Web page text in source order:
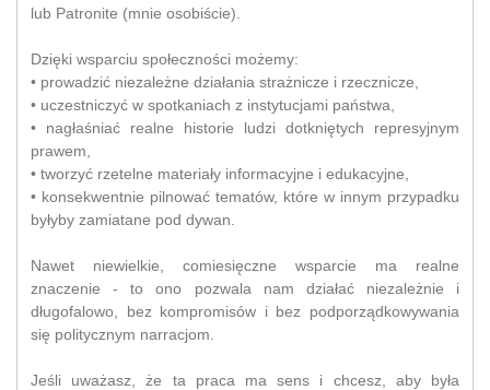
lub Patronite (mnie osobiście).
Dzięki wsparciu społeczności możemy:
• prowadzić niezależne działania strażnicze i rzecznicze,
• uczestniczyć w spotkaniach z instytucjami państwa,
• nagłaśniać realne historie ludzi dotkniętych represyjnym
prawem,
• tworzyć rzetelne materiały informacyjne i edukacyjne,
• konsekwentnie pilnować tematów, które w innym przypadku
byłyby zamiatane pod dywan.
Nawet niewielkie, comiesięczne wsparcie ma realne
znaczenie - to ono pozwala nam działać niezależnie i
długofalowo, bez kompromisów i bez podporządkowywania
się politycznym narracjom.
Jeśli uważasz, że ta praca ma sens i chcesz, aby była